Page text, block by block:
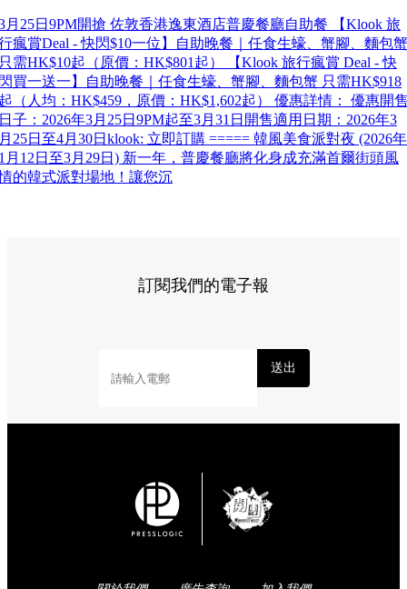
月25日9PM開搶 佐敦香港逸東酒店普慶餐廳自助餐 【Klook 旅
瘋賞Deal - 快閃$10一位】自助晚餐｜任食生蠔、蟹腳、麵包蟹
需HK$10起（原價：HK$801起） 【Klook 旅行瘋賞 Deal - 快
買一送一】自助晚餐｜任食生蠔、蟹腳、麵包蟹 只需HK$918
（人均：HK$459，原價：HK$1,602起） 優惠詳情： 優惠開
子：2026年3月25日9PM起至3月31日開售適用日期：2026年3
25日至4月30日klook: 立即訂購 ===== 韓風美食派對夜 (2026年
月12日至3月29日) 新一年，普慶餐廳將化身成充滿首爾街頭風
的韓式派對場地！讓您沉
訂閱我們的電子報
送出